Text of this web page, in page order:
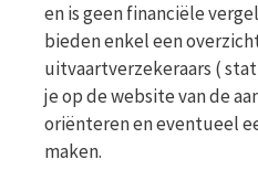
en is geen financiële
bieden enkel een
uitvaartverzekeraars (
je op de website van de
oriënteren en eventueel
maken.